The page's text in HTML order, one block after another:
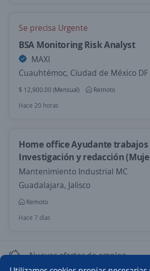
Se precisa Urgente
BSA Monitoring Risk Analyst
MAXI
Cuauhtémoc, Ciudad de México DF
$ 12,900.00 (Mensual)
Remoto
Hace 20 horas
Home office Ayudante trabajos
Investigación y redacción
Mantenimiento Industrial MC
Guadalajara, Jalisco
Remoto
Hace 7 días
Nuevas ofertas de empleo